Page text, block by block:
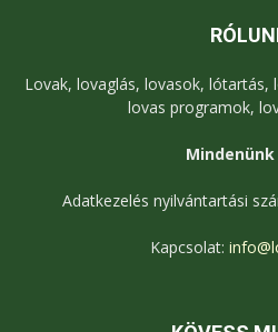
Lovak, lovaglás, lovasok, lótartás,
lovas programok,
Mindenünk
Adatkezelés nyilvántartási
Kapcsolat: